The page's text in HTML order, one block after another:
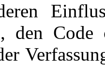
den